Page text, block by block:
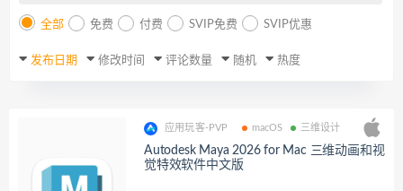
全部 免费 付费 SVIP免费 SVIP优惠
发布日期 修改时间 评论数量 随机 热度
应用玩客-PVP macOS 三维设计
Autodesk Maya 2026 for Mac 三维动画和视
觉特效软件中文版